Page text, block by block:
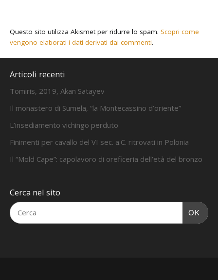
Questo sito utilizza Akismet per ridurre lo spam. Scopri come
vengono elaborati i dati derivati dai commenti.
Articoli recenti
Tomiris, 2019, Akan Satayev
Il monastero di Sumela, “la Montecassino d’oriente”
L’insediamento vichingo perduto
Finimenti per cavallo del VI sec. a.C. ritrovati in Polonia
Il “Mold Cape”: capolavoro di oreficeria dell’età del bronzo
Cerca nel sito
OK